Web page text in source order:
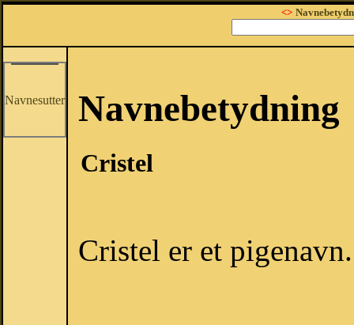
<>
Navnesutter Navnebetydning
Cristel
Cristel er et pigenavn.